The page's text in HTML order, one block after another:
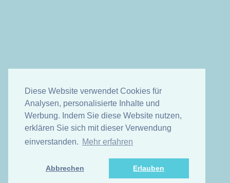
Diese Website verwendet Cookies für
Analysen, personalisierte Inhalte und
Werbung. Indem Sie diese Website nutzen,
erklären Sie sich mit dieser Verwendung
einverstanden. Mehr erfahren
Abbrechen Erlauben